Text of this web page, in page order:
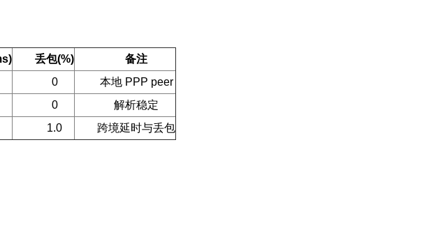
丢包(%)
备注
0
本地 PPP peer
0
解析稳定
1.0
跨境延时与丢包